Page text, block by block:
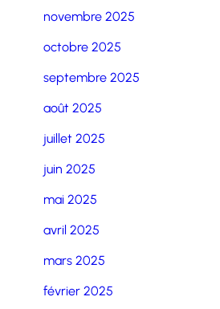
novembre 2025
octobre 2025
septembre 2025
août 2025
juillet 2025
juin 2025
mai 2025
avril 2025
mars 2025
février 2025